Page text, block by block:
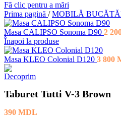
Fă clic pentru a mări
Prima pagină / MOBILĂ
Masa CALIPSO Sonoma D90 2
Înapoi la produse
Masa KLEO Colonial D120 3 800
Taburet Tutti V-3 Brown
390 MDL